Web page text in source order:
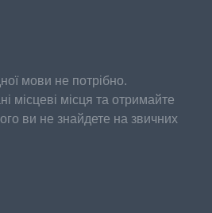
мови не потрібно.
місцеві місця та отримайте
ви не знайдете на звичних